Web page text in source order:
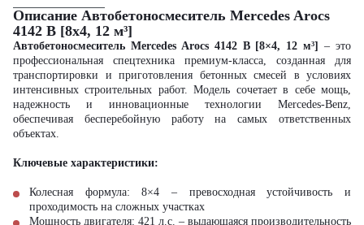
Описание Автобетоносмеситель Mercedes Arocs
4142 B [8x4, 12 м³]
Автобетоносмеситель Mercedes Arocs 4142 B [8×4, 12 м³]
– это
профессиональная спецтехника премиум-класса, созданная для
транспортировки и приготовления бетонных смесей в условиях
интенсивных строительных работ. Модель сочетает в себе мощь,
надежность и инновационные технологии Mercedes-Benz,
обеспечивая бесперебойную работу на самых ответственных
объектах.
Ключевые характеристики:
Колесная формула: 8×4 – превосходная устойчивость и
проходимость на сложных участках
Мощность двигателя: 421 л.с. – выдающаяся производительность